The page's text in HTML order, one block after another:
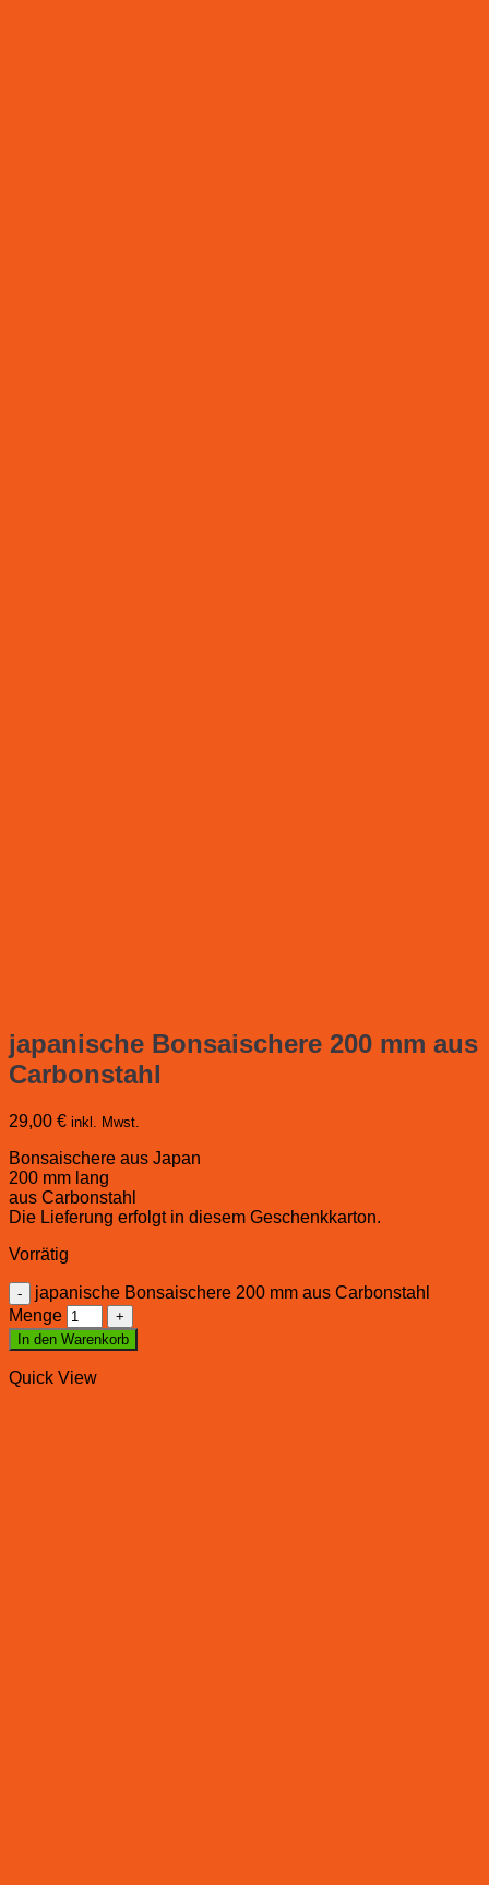
japanische Bonsaischere 200 mm aus
Carbonstahl
29,00 € inkl. Mwst.
Bonsaischere aus Japan
200 mm lang
aus Carbonstahl
Die Lieferung erfolgt in diesem Geschenkkarton.
Vorrätig
japanische Bonsaischere 200 mm aus Carbonstahl
Menge
In den Warenkorb
Quick View